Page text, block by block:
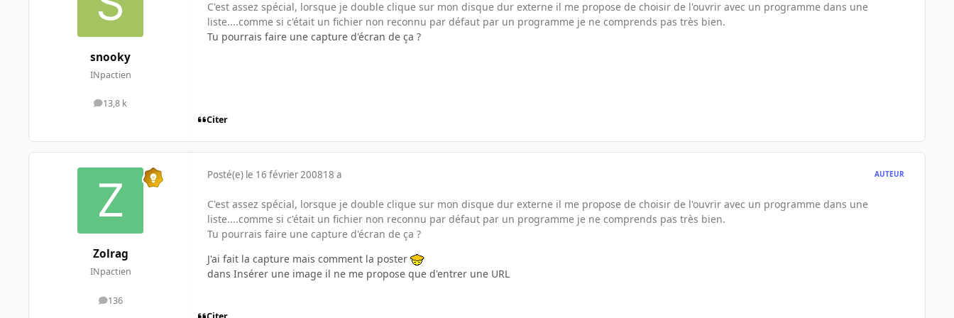
snooky
INpactien
13,8 k
messages
C'est assez spécial, lorsque je double clique sur mon disque dur externe il me propose de choisir de l'ouvrir avec un programme dans une
liste....comme si c'était un fichier non reconnu par défaut par un programme je ne comprends pas très bien.
Tu pourrais faire une capture d'écran de ça ?
Citer
Zolrag
INpactien
136
messages
Posté(e) le 16 février 200818 a AUTEUR
C'est assez spécial, lorsque je double clique sur mon disque dur externe il me propose de choisir de l'ouvrir avec un programme dans une
liste....comme si c'était un fichier non reconnu par défaut par un programme je ne comprends pas très bien.
Tu pourrais faire une capture d'écran de ça ?
J'ai fait la capture mais comment la poster
dans Insérer une image il ne me propose que d'entrer une URL